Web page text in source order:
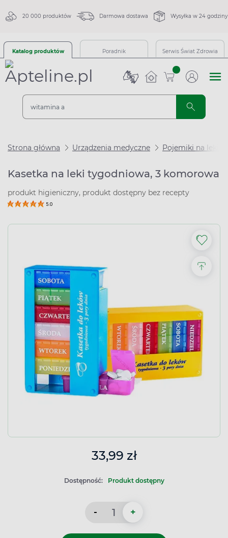
20 000 produktów Darmowa dostawa Wysyłka w 24 godziny
Katalog produktów Poradnik Serwis Świat Zdrowia
sztuk
Strona główna Urządzenia medyczne Pojemiki na leki
Kasetka na leki tygodniowa, 3 komorowa
produkt higieniczny, produkt dostępny bez recepty
5.0
33,99 zł
Dostępność: Produkt dostępny
- +